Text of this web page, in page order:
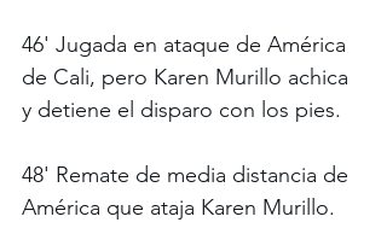
46' Jugada en ataque de América
de Cali, pero Karen Murillo achica
y detiene el disparo con los pies.
48' Remate de media distancia de
América que ataja Karen Murillo.